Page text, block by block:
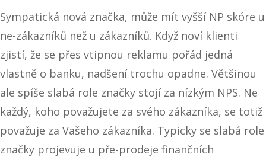
Sympatická nová značka, může mít vyšší NP skóre u
ne-zákazníků než u zákazníků. Když noví klienti
zjistí, že se přes vtipnou reklamu pořád jedná
vlastně o banku, nadšení trochu opadne. Většinou
ale spíše slabá role značky stojí za nízkým NPS. Ne
každý, koho považujete za svého zákazníka, se totiž
považuje za Vašeho zákazníka. Typicky se slabá role
značky projevuje u pře-prodeje finančních